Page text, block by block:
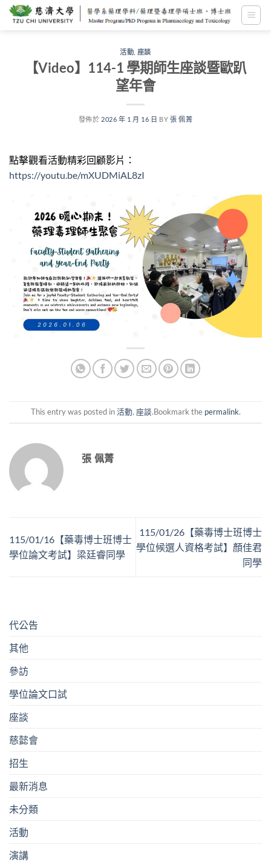
活動 座談
【Video】114-1 學期師生座談暨歐趴
望年會
發佈於 2026 年 1 月 16 日 BY 張 佩菁
點擊觀看活動精彩回顧影片：
https://youtu.be/mXUDMiAL8zI
This entry was posted in活動, 座談.Bookmark the permalink.
張 佩菁
115/01/16【藥毒博士班博士
學位論文考試】梁廷睿同學
115/01/26【藥毒博士班博士
學位候選人資格考試】顏佳君
同學
代公告
其他
參訪
學位論文口試
座談
慈懿會
招生
最新消息
未分類
活動
演講